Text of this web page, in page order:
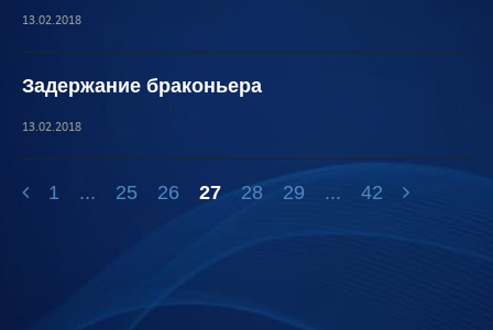
13.02.2018
Задержание браконьера
13.02.2018
1 ... 25 26 27 28 29 ... 42